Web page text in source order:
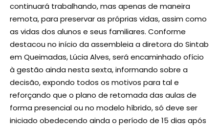
continuará trabalhando, mas apenas de maneira
remota, para preservar as próprias vidas, assim como
as vidas dos alunos e seus familiares. Conforme
destacou no início da assembleia a diretora do Sintab
em Queimadas, Lúcia Alves, será encaminhado ofício
à gestão ainda nesta sexta, informando sobre a
decisão, expondo todos os motivos para tal e
reforçando que o plano de retomada das aulas de
forma presencial ou no modelo híbrido, só deve ser
iniciado obedecendo ainda o período de 15 dias após